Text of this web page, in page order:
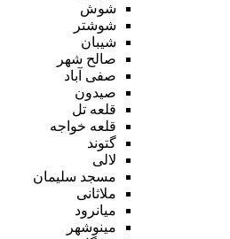
شوش
شوشتر
شیبان
صالح شهر
صفی آباد
صیدون
قلعه تل
قلعه خواجه
گتوند
لالی
مسجد سلیمان
ملاثانی
میانرود
مینوشهر